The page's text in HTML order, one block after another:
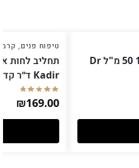
תחליב ג'ל לחות פפטיד מס' 1 50 מ"ל Dr
טיפוח פנים,
Kadir ד״ר קדיר
₪169.00